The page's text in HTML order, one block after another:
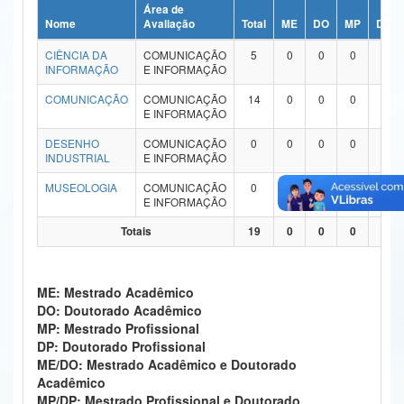
Ministério da Ciência, Tecnologia, Inovações e Comunicações
Ministério do Meio Ambiente
Ministério do Turismo
Ministério do Desenvolvimento Regional
Controladoria-Geral da União
Ministério da Mulher, da Família e dos Direitos Humanos
Gabinete de Segurança Institucional
Advocacia-Geral da União
Banco Central do Brasil
Nome
Área de
Avaliação
Total ME DO MP
DP
CIÊNCIA DA
INFORMAÇÃO
COMUNICAÇÃO
E INFORMAÇÃO
5 0 0 0
COMUNICAÇÃO
COMUNICAÇÃO
E INFORMAÇÃO
14 0 0 0
DESENHO
INDUSTRIAL
COMUNICAÇÃO
E INFORMAÇÃO
0 0 0 0
MUSEOLOGIA
COMUNICAÇÃO
E INFORMAÇÃO
0 0 0 0 0
Totais 19 0 0 0
ME: Mestrado Acadêmico
DO: Doutorado Acadêmico
MP: Mestrado Profissional
DP: Doutorado Profissional
ME/DO: Mestrado Acadêmico e Doutorado
Acadêmico
MP/DP: Mestrado Profissional e Doutorado